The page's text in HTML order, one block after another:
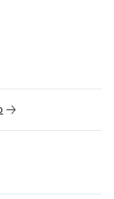
R$ 150,00
para quem